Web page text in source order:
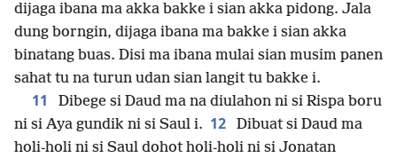
dijaga ibana ma akka bakke i sian akka pidong. Jala
dung borngin, dijaga ibana ma bakke i sian akka
binatang buas. Disi ma ibana mulai sian musim panen
sahat tu na turun udan sian langit tu bakke i.
11
Dibege si Daud ma na diulahon ni si Rispa boru
ni si Aya gundik ni si Saul i. 12
Dibuat si Daud ma
holi-holi ni si Saul dohot holi-holi ni si Jonatan